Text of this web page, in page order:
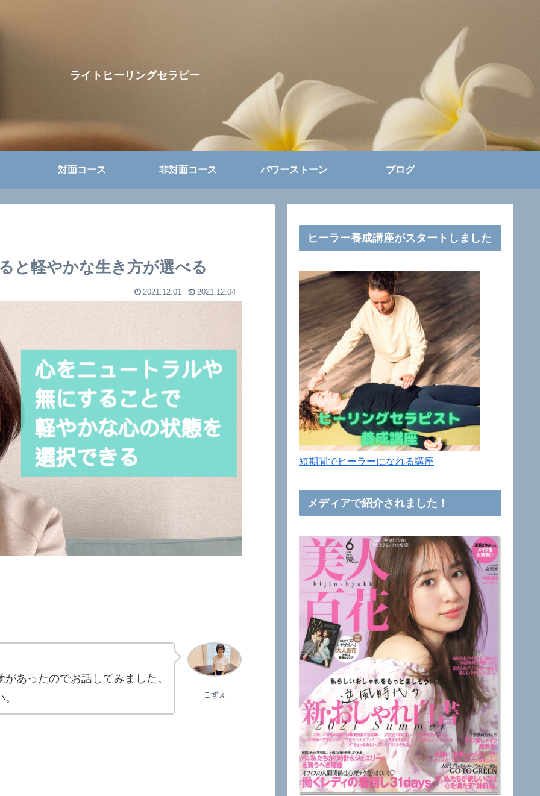
ライトヒーリングセラピー
対面コース 非対面コース パワーストーン ブログ
と軽やかな生き方が選べる
2021.12.01 2021.12.04
こずえ
あったのでお話してみました。
ヒーラー養成講座がスタートしました
短期間でヒーラーになれる講座
メディアで紹介されました！